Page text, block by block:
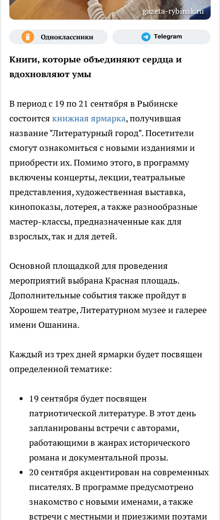
gazeta-rybinsk.ru
Книги, которые объединяют сердца и
вдохновляют умы
В период с 19 по 21 сентября в Рыбинске
состоится книжная ярмарка, получившая
название "Литературный город". Посетители
смогут ознакомиться с новыми изданиями и
приобрести их. Помимо этого, в программу
включены концерты, лекции, театральные
представления, художественная выставка,
кинопоказы, лотерея, а также разнообразные
мастер-классы, предназначенные как для
взрослых, так и для детей.
Основной площадкой для проведения
мероприятий выбрана Красная площадь.
Дополнительные события также пройдут в
Хорошем театре, Литературном музее и галерее
имени Ошанина.
Каждый из трех дней ярмарки будет посвящен
определенной тематике:
19 сентября будет посвящен
патриотической литературе. В этот день
запланированы встречи с авторами,
работающими в жанрах исторического
романа и документальной прозы.
20 сентября акцентирован на современных
писателях. В программе предусмотрено
знакомство с новыми именами, а также
встречи с местными и приезжими поэтами